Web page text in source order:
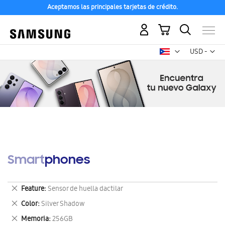
Aceptamos las principales tarjetas de crédito.
USD -
dólar
Mi carrito
Smartphones
Feature Sensor de huella dactilar
Eliminar
este
artículo
Color Silver Shadow
Eliminar
este
Memoria 256GB
Eliminar